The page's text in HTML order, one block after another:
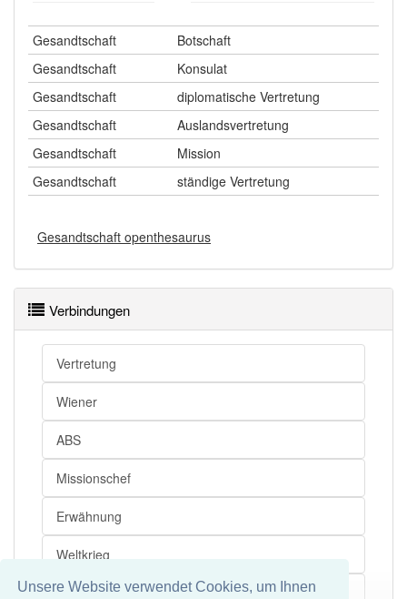
Unsere Website verwendet Cookies, um Ihnen
Gesandtschaft
Botschaft
Gesandtschaft
Konsulat
Gesandtschaft
diplomatische Vertretung
Gesandtschaft
Auslandsvertretung
Gesandtschaft
Mission
Gesandtschaft
ständige Vertretung
Gesandtschaft openthesaurus
Verbindungen
Vertretung
Wiener
ABS
Missionschef
Erwähnung
Weltkrieg
Übereinkommen